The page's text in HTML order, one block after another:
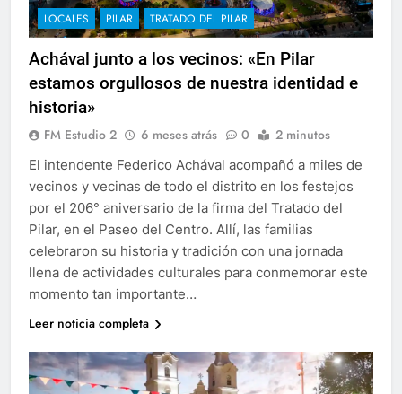
LOCALES PILAR TRATADO DEL PILAR
Achával junto a los vecinos: «En Pilar
estamos orgullosos de nuestra identidad e
historia»
FM Estudio 2 6 meses atrás 0 2 minutos
El intendente Federico Achával acompañó a miles de
vecinos y vecinas de todo el distrito en los festejos
por el 206° aniversario de la firma del Tratado del
Pilar, en el Paseo del Centro. Allí, las familias
celebraron su historia y tradición con una jornada
llena de actividades culturales para conmemorar este
momento tan importante…
Leer noticia completa